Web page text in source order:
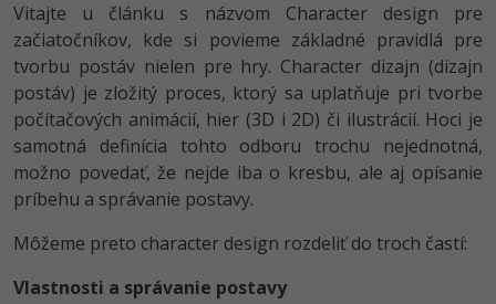
C++ -80%
Swift -80%
Kotlin -80%
Céčko -80%
VB.NET
SQL
Business
Copywriting -30%
MS Office -80%
Google Dokumenty
Time management
Fórum
Adobe XD -15%
Adobe InDesign -25%
Adobe After Effects
Blender -80%
Inkscape
Fotografovanie -80%
Vitajte u článku s názvom Character design pre
začiatočníkov, kde si povieme základné pravidlá pre
tvorbu postáv nielen pre hry. Character dizajn (dizajn
postáv) je zložitý proces, ktorý sa uplatňuje pri tvorbe
počítačových animácií, hier (3D i 2D) či ilustrácií. Hoci je
samotná definícia tohto odboru trochu nejednotná,
možno povedať, že nejde iba o kresbu, ale aj opísanie
príbehu a správanie postavy.
Môžeme preto character design rozdeliť do troch častí:
Vlastnosti a správanie postavy